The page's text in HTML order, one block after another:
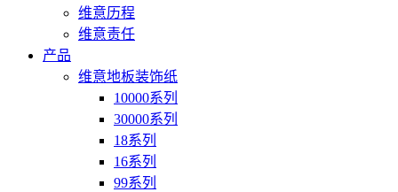
维意历程
维意责任
产品
维意地板装饰纸
10000系列
30000系列
18系列
16系列
99系列